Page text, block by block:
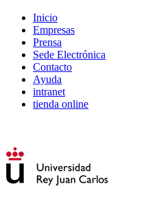
Inicio
Empresas
Prensa
Sede Electrónica
Contacto
Ayuda
intranet
tienda online